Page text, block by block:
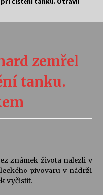
Duškové: Stávám se
8. 2026
zemřel
tanku.
známek života nalezli v
pivovaru v nádrži
vyčistit.